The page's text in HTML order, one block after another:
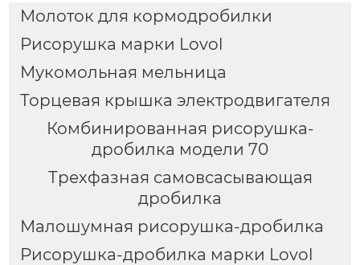
Молоток для кормодробилки
Рисорушка марки Lovol
Мукомольная мельница
Торцевая крышка электродвигателя
Комбинированная рисорушка-
дробилка модели 70
Трехфазная самовсасывающая
дробилка
Малошумная рисорушка-дробилка
Рисорушка-дробилка марки Lovol